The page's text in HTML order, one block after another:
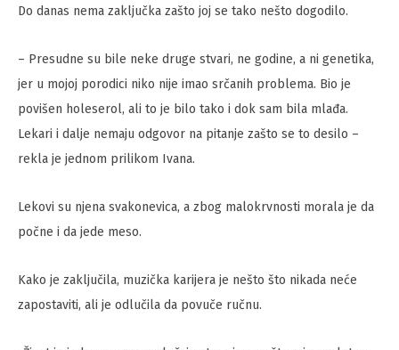
Do danas nema zaključka zašto joj se tako nešto dogodilo.
– Presudne su bile neke druge stvari, ne godine, a ni genetika,
jer u mojoj porodici niko nije imao srčanih problema. Bio je
povišen holeserol, ali to je bilo tako i dok sam bila mlađa.
Lekari i dalje nemaju odgovor na pitanje zašto se to desilo –
rekla je jednom prilikom Ivana.
Lekovi su njena svakonevica, a zbog malokrvnosti morala je da
počne i da jede meso.
Kako je zaključila, muzička karijera je nešto što nikada neće
zapostaviti, ali je odlučila da povuče ručnu.